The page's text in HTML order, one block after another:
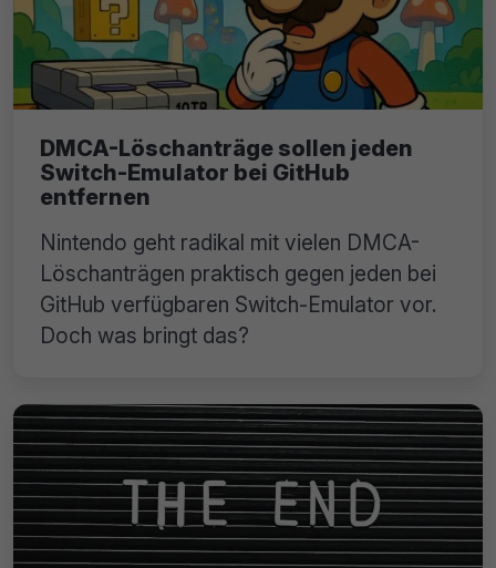
DMCA-Löschanträge sollen jeden
Switch-Emulator bei GitHub
entfernen
Nintendo geht radikal mit vielen DMCA-
Löschanträgen praktisch gegen jeden bei
GitHub verfügbaren Switch-Emulator vor.
Doch was bringt das?